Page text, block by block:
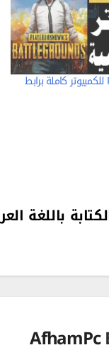
تحميل لعبة ببجي PUBG للكمبيوتر كاملة برابط
باللغة
AfhamPc